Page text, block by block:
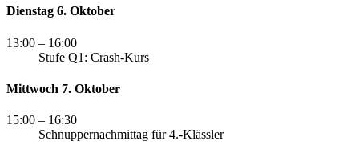
Dienstag 6. Oktober
13:00 – 16:00
Stufe Q1: Crash-Kurs
Mittwoch 7. Oktober
15:00 – 16:30
Schnuppernachmittag für 4.-Klässler